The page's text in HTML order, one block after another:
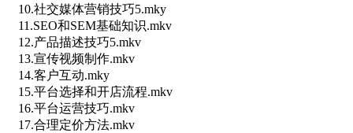
10.社交媒体营销技巧5.mky
11.SEO和SEM基础知识.mkv
12.产品描述技巧5.mkv
13.宣传视频制作.mkv
14.客户互动.mky
15.平台选择和开店流程.mkv
16.平台运营技巧.mkv
17.合理定价方法.mkv